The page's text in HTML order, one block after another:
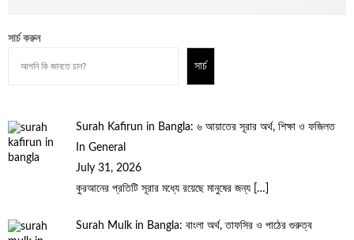
সার্চ করুন
সার্চ
Surah Kafirun in Bangla: ৬ আয়াতের সূরার অর্থ, শিক্ষা ও ফজিলত
In General
July 31, 2026
কুরআনের প্রতিটি সূরার মধ্যে রয়েছে মানুষের জন্য […]
Surah Mulk in Bangla: বাংলা অর্থ, তাফসির ও পাঠের গুরুত্ব